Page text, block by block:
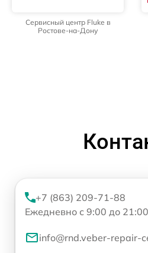
Сервисный центр Fluke в
Ростове-на-Дону
+7 (863) 209-71-88
Ежедневно с 9:00 до 21:00
info@rnd.veber-repair-